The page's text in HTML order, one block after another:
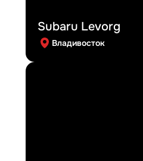
Subaru Levorg
Владивосток